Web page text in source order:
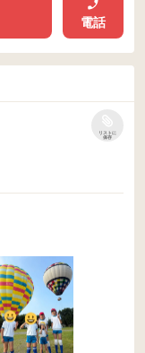
電話
リストに
保存